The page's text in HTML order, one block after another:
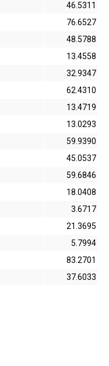
46.5311
76.6527
48.5788
13.4558
32.9347
62.4310
13.4719
13.0293
59.9390
45.0537
59.6846
18.0408
3.6717
21.3695
5.7994
83.2701
37.6033